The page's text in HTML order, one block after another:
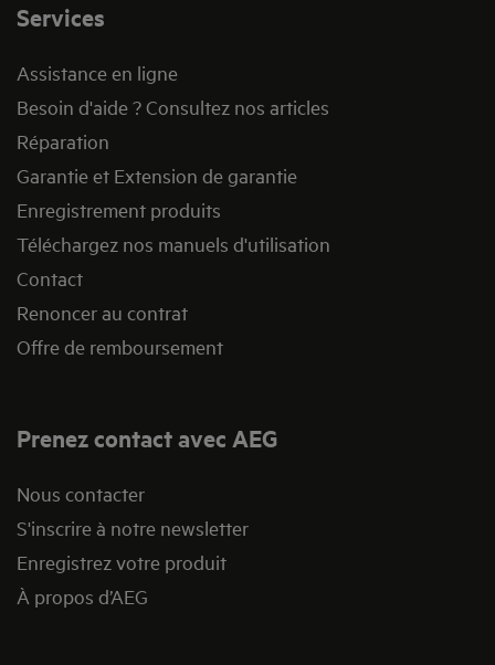
Services
Assistance en ligne
Besoin d'aide ? Consultez nos articles
Réparation
Garantie et Extension de garantie
Enregistrement produits
Téléchargez nos manuels d'utilisation
Contact
Renoncer au contrat
Offre de remboursement
Prenez contact avec AEG
Nous contacter
S'inscrire à notre newsletter
Enregistrez votre produit
À propos d’AEG